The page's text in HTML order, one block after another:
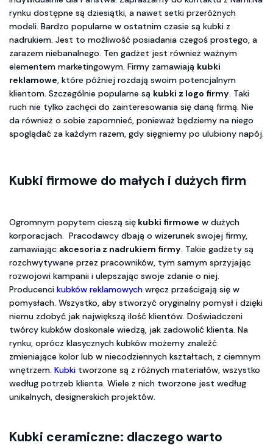
rynku dostępne są dziesiątki, a nawet setki przeróżnych
modeli. Bardzo popularne w ostatnim czasie są kubki z
nadrukiem. Jest to możliwość posiadania czegoś prostego, a
zarazem niebanalnego. Ten gadżet jest również ważnym
elementem marketingowym. Firmy zamawiają kubki
reklamowe, które później rozdają swoim potencjalnym
klientom. Szczególnie popularne są kubki z logo firmy. Taki
ruch nie tylko zachęci do zainteresowania się daną firmą. Nie
da również o sobie zapomnieć, ponieważ będziemy na niego
spoglądać za każdym razem, gdy sięgniemy po ulubiony napój.
Kubki firmowe do małych i dużych firm
Ogromnym popytem cieszą się kubki firmowe w dużych
korporacjach. Pracodawcy dbają o wizerunek swojej firmy,
zamawiając akcesoria z nadrukiem firmy. Takie gadżety są
rozchwytywane przez pracowników, tym samym sprzyjając
rozwojowi kampanii i ulepszając swoje zdanie o niej.
Producenci kubków reklamowych wręcz prześcigają się w
pomysłach. Wszystko, aby stworzyć oryginalny pomysł i dzięki
niemu zdobyć jak największą ilość klientów. Doświadczeni
twórcy kubków doskonale wiedzą, jak zadowolić klienta. Na
rynku, oprócz klasycznych kubków możemy znaleźć
zmieniające kolor lub w niecodziennych kształtach, z ciemnym
wnętrzem. Kubki tworzone są z różnych materiałów, wszystko
według potrzeb klienta. Wiele z nich tworzone jest według
unikalnych, designerskich projektów.
Kubki ceramiczne: dlaczego warto